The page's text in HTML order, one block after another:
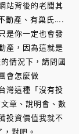
站背後的老闆其
動產、有巢氏….
是你一定也會發
產，因為這就是
情況下，請問國
會怎麼做
這種「沒有投
章、說明會、數
投資價值我就不
對吧。